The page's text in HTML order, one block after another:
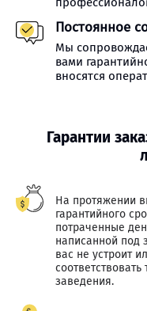
Постоянное
Мы
вами
вносятся
Гарантии
На протяжении
гарантийного
потраченные
написанной под
вас не устроит
заведения.